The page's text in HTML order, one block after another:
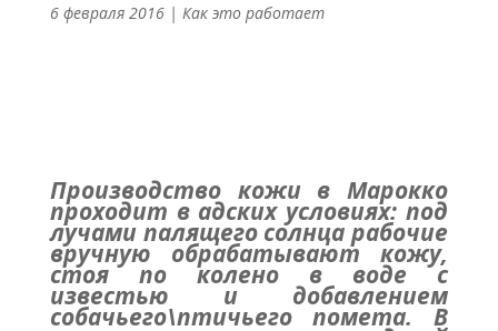
6 февраля 2016| Как это работает
Производство кожи в Марокко
проходит в адских условиях: под
лучами палящего солнца рабочие
вручную обрабатывают кожу,
стоя по колено в воде с
известью и добавлением
собачьего\птичьего помета. В